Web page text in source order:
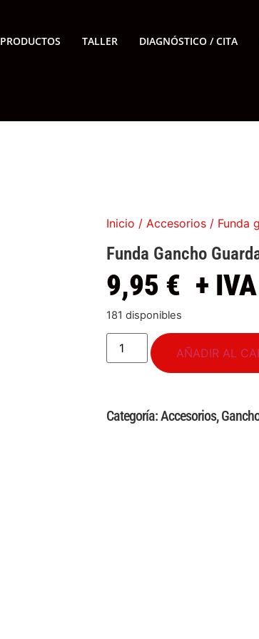
PRODUCTOS TALLER DIAGNÓSTICO / CITA
Inicio / Accesorios / Funda
Funda Gancho
9,95 € +
181 disponibles
AÑADIR AL
Categoría:Accesorios,